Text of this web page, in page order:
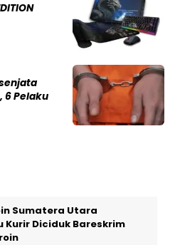
6 Pelaku
Sumatera Utara
Kurir Diciduk Bareskrim